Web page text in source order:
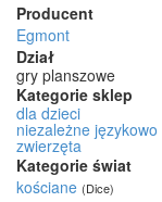
Producent
Egmont
Dział
gry planszowe
Kategorie sklep
dla dzieci
niezależne językowo
zwierzęta
Kategorie świat
kościane (Dice)